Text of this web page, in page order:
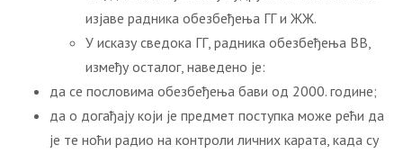
изјаве радника обезбеђења ГГ и ЖЖ.
У исказу сведока ГГ, радника обезбеђења ВВ,
између осталог, наведено је:
да се пословима обезбеђења бави од 2000. године;
да о догађају који је предмет поступка може рећи да
је те ноћи радио на контроли личних карата, када су